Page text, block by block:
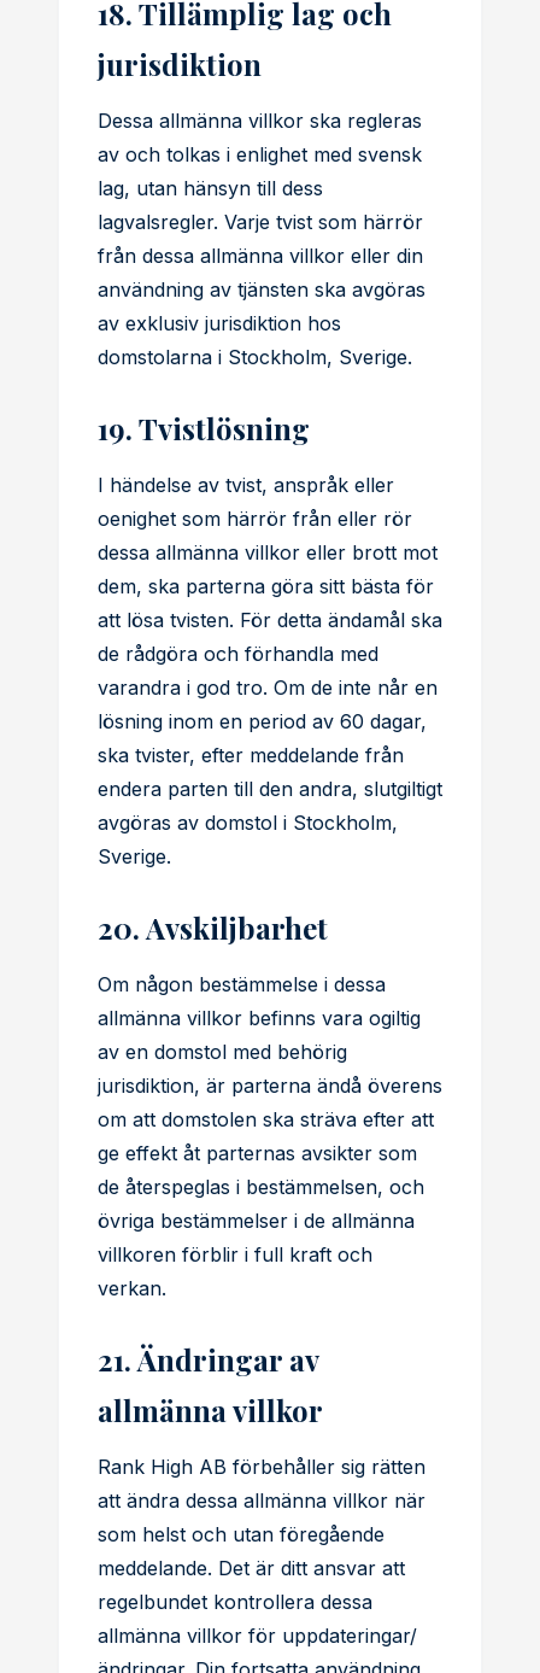
18. Tillämplig lag och
jurisdiktion
Dessa allmänna villkor ska regleras
av och tolkas i enlighet med svensk
lag, utan hänsyn till dess
lagvalsregler. Varje tvist som härrör
från dessa allmänna villkor eller din
användning av tjänsten ska avgöras
av exklusiv jurisdiktion hos
domstolarna i Stockholm, Sverige.
19. Tvistlösning
I händelse av tvist, anspråk eller
oenighet som härrör från eller rör
dessa allmänna villkor eller brott mot
dem, ska parterna göra sitt bästa för
att lösa tvisten. För detta ändamål ska
de rådgöra och förhandla med
varandra i god tro. Om de inte når en
lösning inom en period av 60 dagar,
ska tvister, efter meddelande från
endera parten till den andra, slutgiltigt
avgöras av domstol i Stockholm,
Sverige.
20. Avskiljbarhet
Om någon bestämmelse i dessa
allmänna villkor befinns vara ogiltig
av en domstol med behörig
jurisdiktion, är parterna ändå överens
om att domstolen ska sträva efter att
ge effekt åt parternas avsikter som
de återspeglas i bestämmelsen, och
övriga bestämmelser i de allmänna
villkoren förblir i full kraft och
verkan.
21. Ändringar av
allmänna villkor
Rank High AB förbehåller sig rätten
att ändra dessa allmänna villkor när
som helst och utan föregående
meddelande. Det är ditt ansvar att
regelbundet kontrollera dessa
allmänna villkor för uppdateringar/